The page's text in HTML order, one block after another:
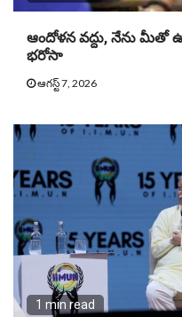
ఆందోళన వద్దు, నేను మీతో
భరోసా
ఆగస్ట్ 7, 2026
1 min read